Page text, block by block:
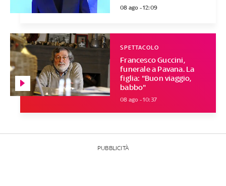
08 ago - 12:09
Francesco Guccini,
funerale a Pavana. La
figlia: "Buon viaggio,
babbo"
SPETTACOLO
08 ago - 10:37
PUBBLICITÀ